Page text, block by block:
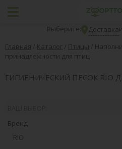
Выберите: Доставка
Главная / Каталог / Птицы /
принадлежности для птиц
ГИГИЕНИЧЕСКИЙ ПЕСОК RIO
Бренд
RIO